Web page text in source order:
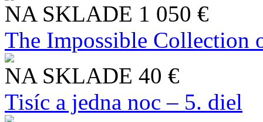
NA SKLADE 1 050 €
The Impossible Collection
NA SKLADE 40 €
Tisíc a jedna noc – 5. diel